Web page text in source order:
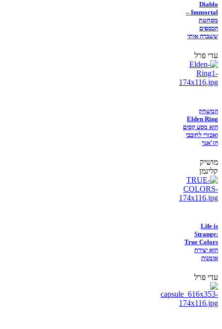
Diablo
Immortal –
מסחטת
הכספים
ששברה אותי
עדי פרל
המשחק
Elden Ring
הוא מסע קסום
ואכזרי לחובבי
הז'אנר
מושיק
קלינמן
Life is
Strange:
True Colors
הוא יצירת
אומנות
עדי פרל